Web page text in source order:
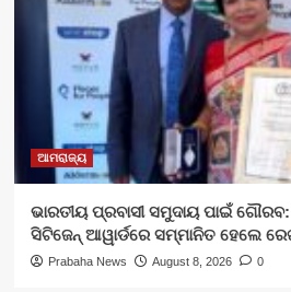
ଆମରାଜ୍ୟ
ଭାରତୀୟ ପ୍ରବାସୀ ସମୁଦାୟ ପାଇଁ
ସିଟିଜେନ୍ ଆୱାର୍ଡରେ ସମ୍ମାନିତ ହେଲେ
Prabaha News August 8, 2026 0